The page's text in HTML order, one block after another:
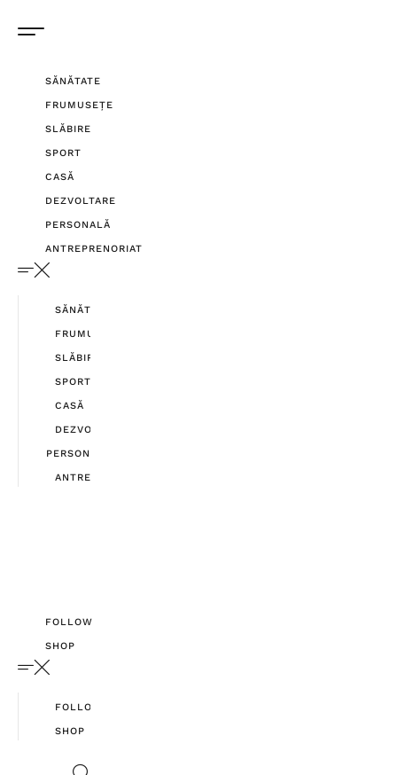
SĂNĂTATE
FRUMUSEȚE
SLĂBIRE
SPORT
CASĂ
DEZVOLTARE
PERSONALĂ
ANTREPRENORIAT
SĂNĂTATE
FRUMUSEȚE
SLĂBIRE
SPORT
CASĂ
DEZVOLTARE
PERSONALĂ
ANTREPRENORIAT
FOLLOW
SHOP
FOLLOW
SHOP